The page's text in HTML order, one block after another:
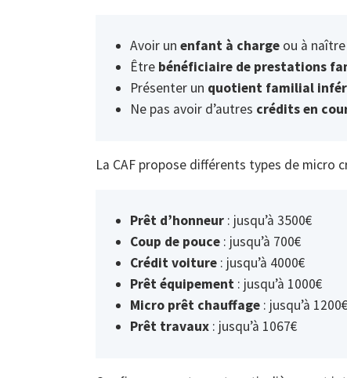
Avoir un enfant à charge ou à naître
Être bénéficiaire de prestations
Présenter un quotient familial
Ne pas avoir d’autres crédits en
La CAF propose différents types de micro
Prêt d’honneur : jusqu’à 3500€
Coup de pouce : jusqu’à 700€
Crédit voiture : jusqu’à 4000€
Prêt équipement : jusqu’à 1000€
Micro prêt chauffage : jusqu’à 1200€
Prêt travaux : jusqu’à 1067€